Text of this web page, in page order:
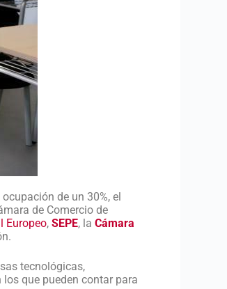
de un 30%, el
de Comercio de
Europeo,SEPE, laCámara
tecnológicas,
que pueden contar para